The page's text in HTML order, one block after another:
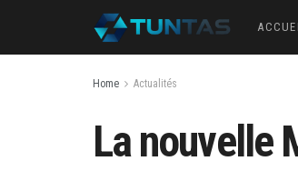
Home Actualités
La nouvelle